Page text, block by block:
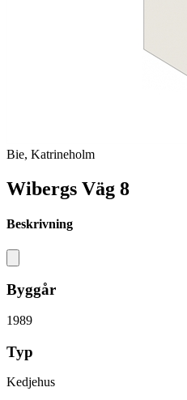
Bie, Katrineholm
Wibergs Väg 8
Beskrivning
Byggår
1989
Typ
Kedjehus